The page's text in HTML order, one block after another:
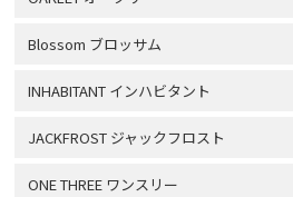
Blossom ブロッサム
INHABITANT インハビタント
JACKFROST ジャックフロスト
ONE THREE ワンスリー